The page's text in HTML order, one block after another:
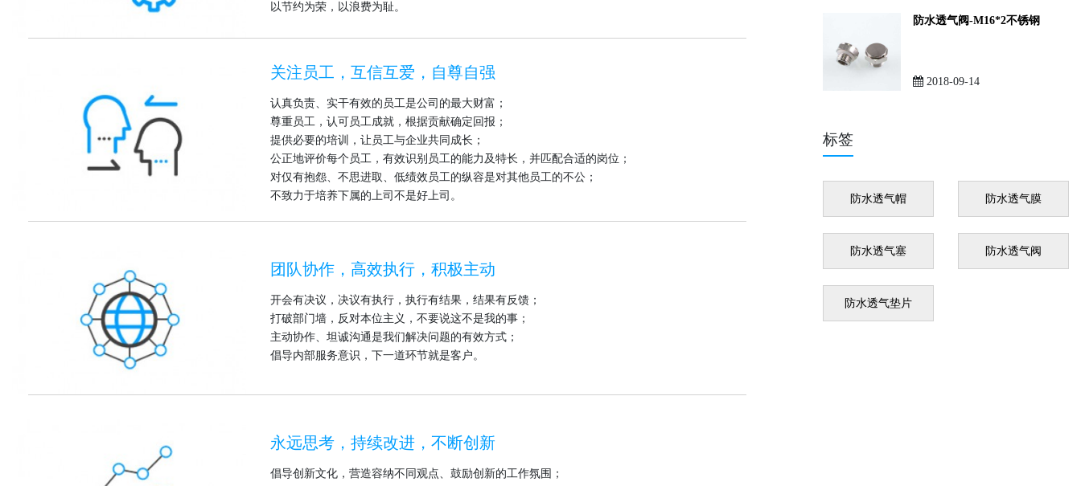
以节约为荣，以浪费为耻。
关注员工，互信互爱，自尊自强
认真负责、实干有效的员工是公司的最大财富；
尊重员工，认可员工成就，根据贡献确定回报；
提供必要的培训，让员工与企业共同成长；
公正地评价每个员工，有效识别员工的能力及特长，并匹配合适的岗位；
对仅有抱怨、不思进取、低绩效员工的纵容是对其他员工的不公；
不致力于培养下属的上司不是好上司。
团队协作，高效执行，积极主动
开会有决议，决议有执行，执行有结果，结果有反馈；
打破部门墙，反对本位主义，不要说这不是我的事；
主动协作、坦诚沟通是我们解决问题的有效方式；
倡导内部服务意识，下一道环节就是客户。
永远思考，持续改进，不断创新
倡导创新文化，营造容纳不同观点、鼓励创新的工作氛围；
防水透气阀-M16*2不锈钢
2018-09-14
标签
防水透气帽 防水透气膜
防水透气塞 防水透气阀
防水透气垫片